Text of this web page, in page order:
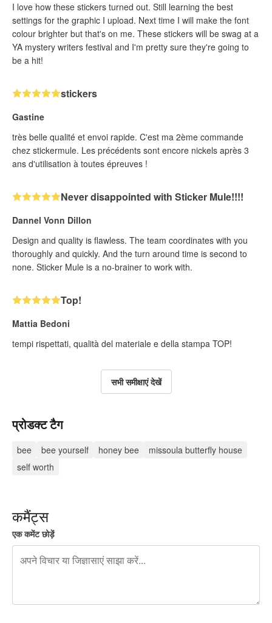
I love how these stickers turned out. Still learning the best
settings for the graphic I upload. Next time I will make the font
colour brighter but that's on me. These stickers will be swag at a
YA mystery writers festival and I'm pretty sure they're going to
be a hit!
stickers
Gastine
très belle qualité et envoi rapide. C'est ma 2ème commande
chez stickermule. Les précédents sont encore nickels après 3
ans d'utilisation à toutes épreuves !
Never disappointed with Sticker Mule!!!!
Dannel Vonn Dillon
Design and quality is flawless. The team coordinates with you
thoroughly and quickly. And the turn around time is second to
none. Sticker Mule is a no-brainer to work with.
Top!
Mattia Bedoni
tempi rispettati, qualità del materiale e della stampa TOP!
सभी समीक्षाएं देखें
प्रोडक्ट टैग
bee bee yourself honey bee
missoula butterfly house
self worth
कमैंट्स
एक कमेंट छोड़ें